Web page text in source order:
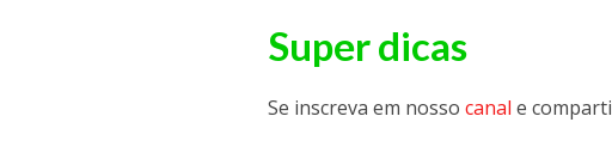
Super dicas
Se inscreva em nossocanal e